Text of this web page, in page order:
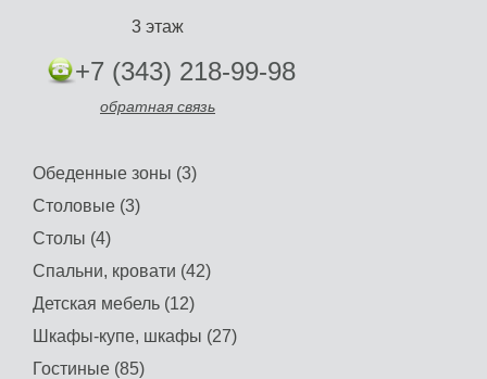
3 этаж
+7 (343) 218-99-98
обратная связь
Обеденные зоны (3)
Столовые (3)
Столы (4)
Спальни, кровати (42)
Детская мебель (12)
Шкафы-купе, шкафы (27)
Гостиные (85)